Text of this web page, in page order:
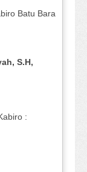
Batu Bara
S.H,
: